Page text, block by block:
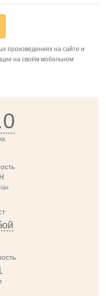
произведениях на сайте и
на своём мобильном